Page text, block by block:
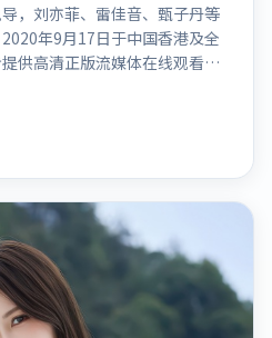
，刘亦菲、雷佳音、甄子丹等
年9月17日于中国香港及全
供高清正版流媒体在线观看。
线索相互勾连，结局出人意
合检索「流光追缉」「贾樟
2020」「2020-09-17上映」等
信息。